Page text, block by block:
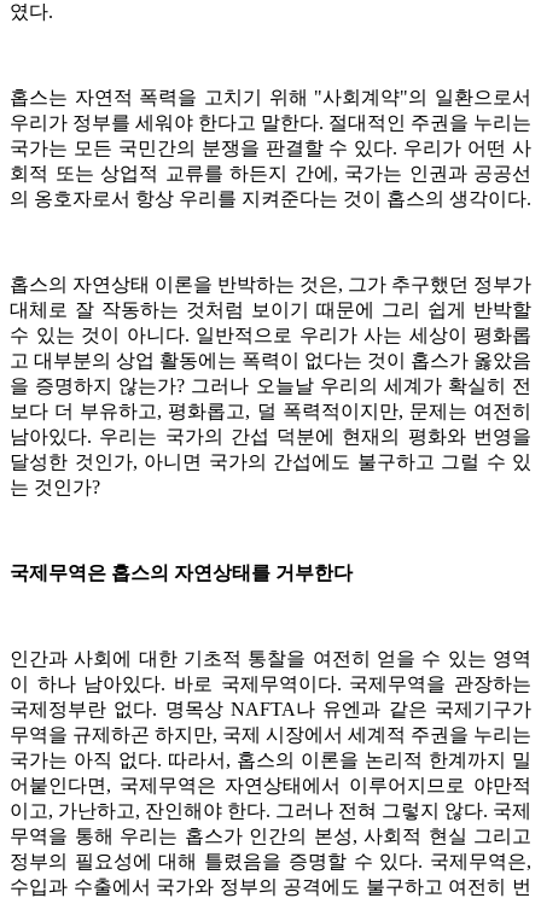
였다.
홉스는 자연적 폭력을 고치기 위해 "사회계약"의 일환으로서
우리가 정부를 세워야 한다고 말한다. 절대적인 주권을 누리는
국가는 모든 국민간의 분쟁을 판결할 수 있다. 우리가 어떤 사
회적 또는 상업적 교류를 하든지 간에, 국가는 인권과 공공선
의 옹호자로서 항상 우리를 지켜준다는 것이 홉스의 생각이다.
홉스의 자연상태 이론을 반박하는 것은, 그가 추구했던 정부가
대체로 잘 작동하는 것처럼 보이기 때문에 그리 쉽게 반박할
수 있는 것이 아니다. 일반적으로 우리가 사는 세상이 평화롭
고 대부분의 상업 활동에는 폭력이 없다는 것이 홉스가 옳았음
을 증명하지 않는가? 그러나 오늘날 우리의 세계가 확실히 전
보다 더 부유하고, 평화롭고, 덜 폭력적이지만, 문제는 여전히
남아있다. 우리는 국가의 간섭 덕분에 현재의 평화와 번영을
달성한 것인가, 아니면 국가의 간섭에도 불구하고 그럴 수 있
는 것인가?
국제무역은 홉스의 자연상태를 거부한다
인간과 사회에 대한 기초적 통찰을 여전히 얻을 수 있는 영역
이 하나 남아있다. 바로 국제무역이다. 국제무역을 관장하는
국제정부란 없다. 명목상 NAFTA나 유엔과 같은 국제기구가
무역을 규제하곤 하지만, 국제 시장에서 세계적 주권을 누리는
국가는 아직 없다. 따라서, 홉스의 이론을 논리적 한계까지 밀
어붙인다면, 국제무역은 자연상태에서 이루어지므로 야만적
이고, 가난하고, 잔인해야 한다. 그러나 전혀 그렇지 않다. 국제
무역을 통해 우리는 홉스가 인간의 본성, 사회적 현실 그리고
정부의 필요성에 대해 틀렸음을 증명할 수 있다. 국제무역은,
수입과 수출에서 국가와 정부의 공격에도 불구하고 여전히 번